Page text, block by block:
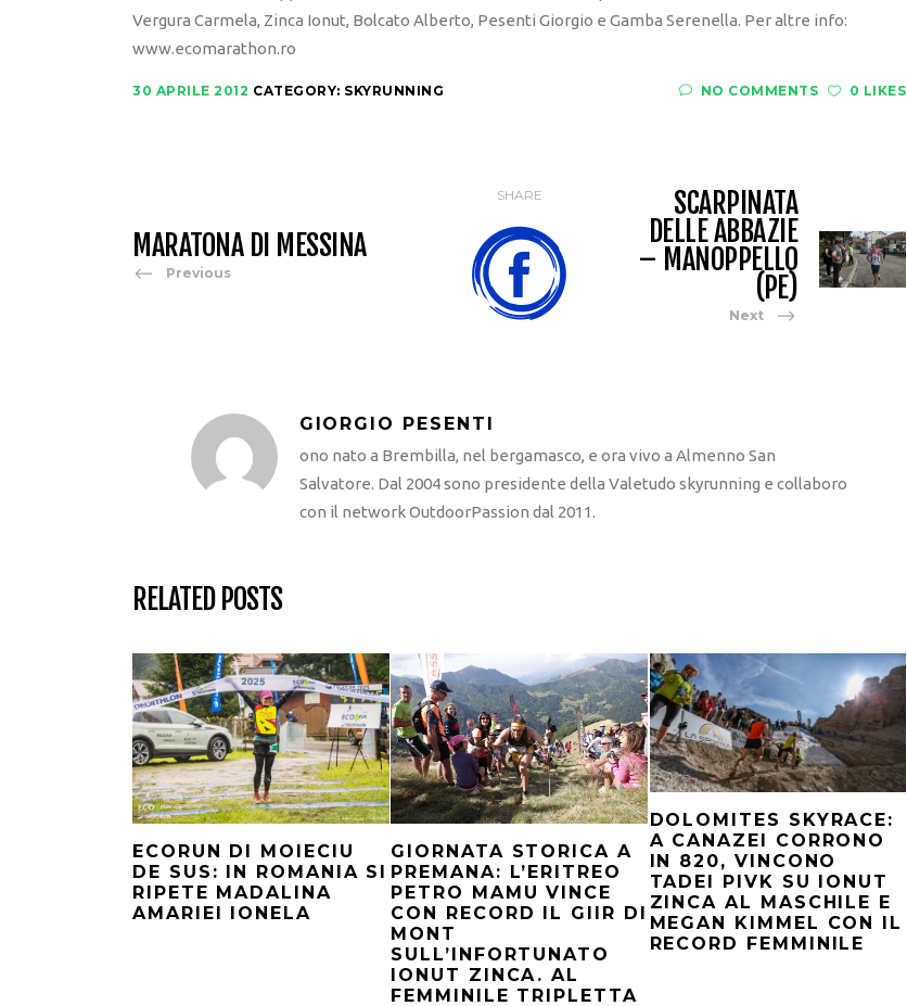
Vergura Carmela, Zinca Ionut, Bolcato Alberto, Pesenti Giorgio e Gamba Serenella. Per altre info:
www.ecomarathon.ro
30 APRILE 2012 CATEGORY: SKYRUNNING NO COMMENTS 0 LIKES
MARATONA DI MESSINA
Previous
SHARE
SCARPINATA
DELLE ABBAZIE
– MANOPPELLO
(PE)
Next
GIORGIO PESENTI
ono nato a Brembilla, nel bergamasco, e ora vivo a Almenno San
Salvatore. Dal 2004 sono presidente della Valetudo skyrunning e collaboro
con il network OutdoorPassion dal 2011.
RELATED POSTS
ECORUN DI MOIECIU
DE SUS: IN ROMANIA SI
RIPETE MADALINA
AMARIEI IONELA
GIORNATA STORICA A
PREMANA: L’ERITREO
PETRO MAMU VINCE
CON RECORD IL GIIR DI
MONT
SULL’INFORTUNATO
IONUT ZINCA. AL
FEMMINILE TRIPLETTA
DOLOMITES SKYRACE:
A CANAZEI CORRONO
IN 820, VINCONO
TADEI PIVK SU IONUT
ZINCA AL MASCHILE E
MEGAN KIMMEL CON IL
RECORD FEMMINILE